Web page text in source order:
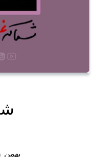
۱۴۰۰ بهمن ۲۱, پنجشنبه